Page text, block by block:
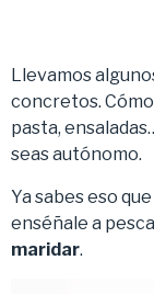
Llevamos
concretos.
pasta,
seas autónomo.
Ya sabes eso
enséñale a
maridar.